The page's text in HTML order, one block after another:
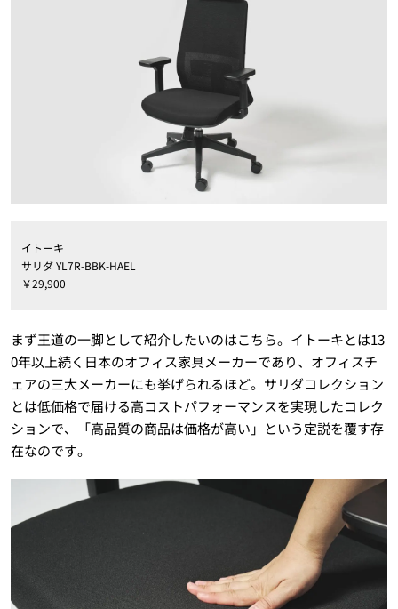
イトーキ
サリダ YL7R-BBK-HAEL
￥29,900
まず王道の一脚として紹介したいのはこちら。イトーキとは13
0年以上続く日本のオフィス家具メーカーであり、オフィスチ
ェアの三大メーカーにも挙げられるほど。サリダコレクション
とは低価格で届ける高コストパフォーマンスを実現したコレク
ションで、「高品質の商品は価格が高い」という定説を覆す存
在なのです。